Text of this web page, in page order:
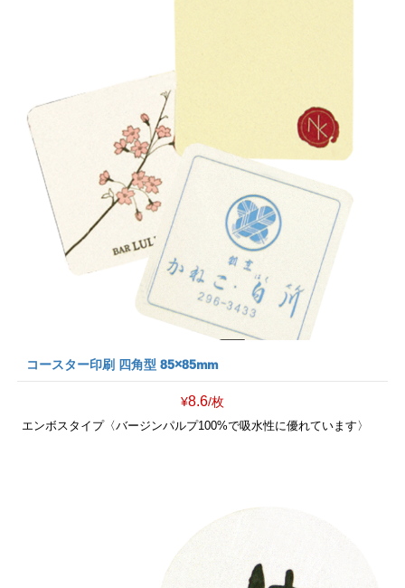
コースター印刷 四角型 85×85mm
¥8.6/枚
エンボスタイプ〈バージンパルプ100%で吸水性に優れています〉